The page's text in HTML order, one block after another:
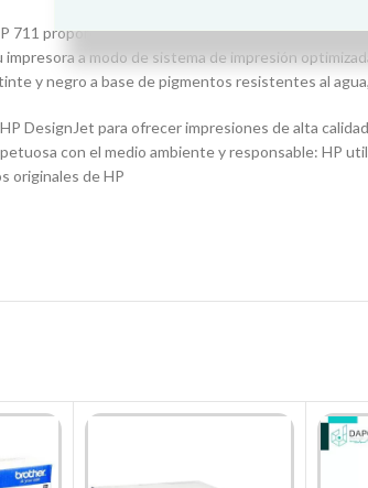
711 proporciona resultados precisos, definidos y
a modo de sistema de impresión
y negro a base de pigmentos resistentes al
DesignJet para ofrecer impresiones de alta
con el medio ambiente y responsable: HP
originales de HP